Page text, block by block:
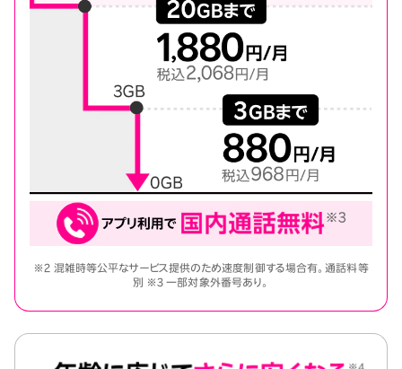
※2 混雑時等公平なサービス提供のため速度制御する場合有。通話料等
別 ※3 一部対象外番号あり。